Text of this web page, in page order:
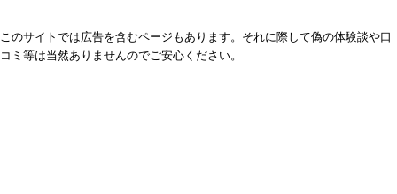
このサイトでは広告を含むページもあります。それに際して偽の体験談や口
コミ等は当然ありませんのでご安心ください。